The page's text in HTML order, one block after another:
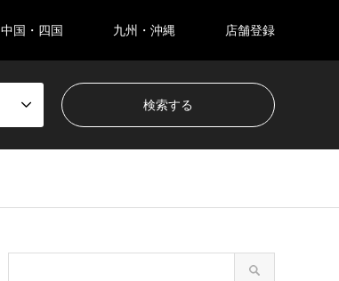
中国・四国 九州・沖縄 店舗登録